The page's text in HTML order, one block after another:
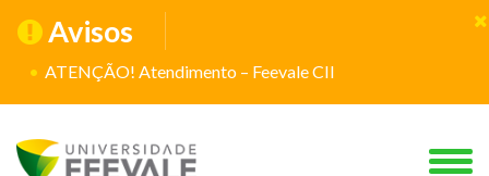
Avisos
ATENÇÃO! Atendimento – Feevale CII